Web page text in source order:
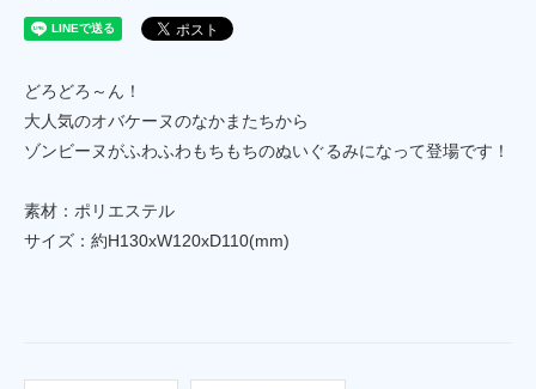
どろどろ～ん！
大人気のオバケーヌのなかまたちから
ゾンビーヌがふわふわもちもちのぬいぐるみになって登場です！
素材：ポリエステル
サイズ：約H130xW120xD110(mm)